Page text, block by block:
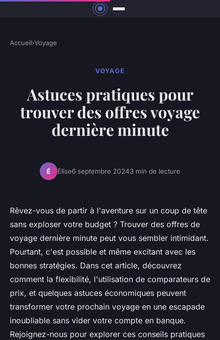
Accueil›Voyage
VOYAGE
Astuces pratiques pour
trouver des offres voyage
dernière minute
É Élise6 septembre 20243 min de lecture
Rêvez-vous de partir à l'aventure sur un coup de tête
sans exploser votre budget ? Trouver des offres de
voyage dernière minute peut vous sembler intimidant.
Pourtant, c'est possible et même excitant avec les
bonnes stratégies. Dans cet article, découvrez
comment la flexibilité, l'utilisation de comparateurs de
prix, et quelques astuces économiques peuvent
transformer votre prochain voyage en une escapade
inoubliable sans vider votre compte en banque.
Rejoignez-nous pour explorer ces conseils pratiques